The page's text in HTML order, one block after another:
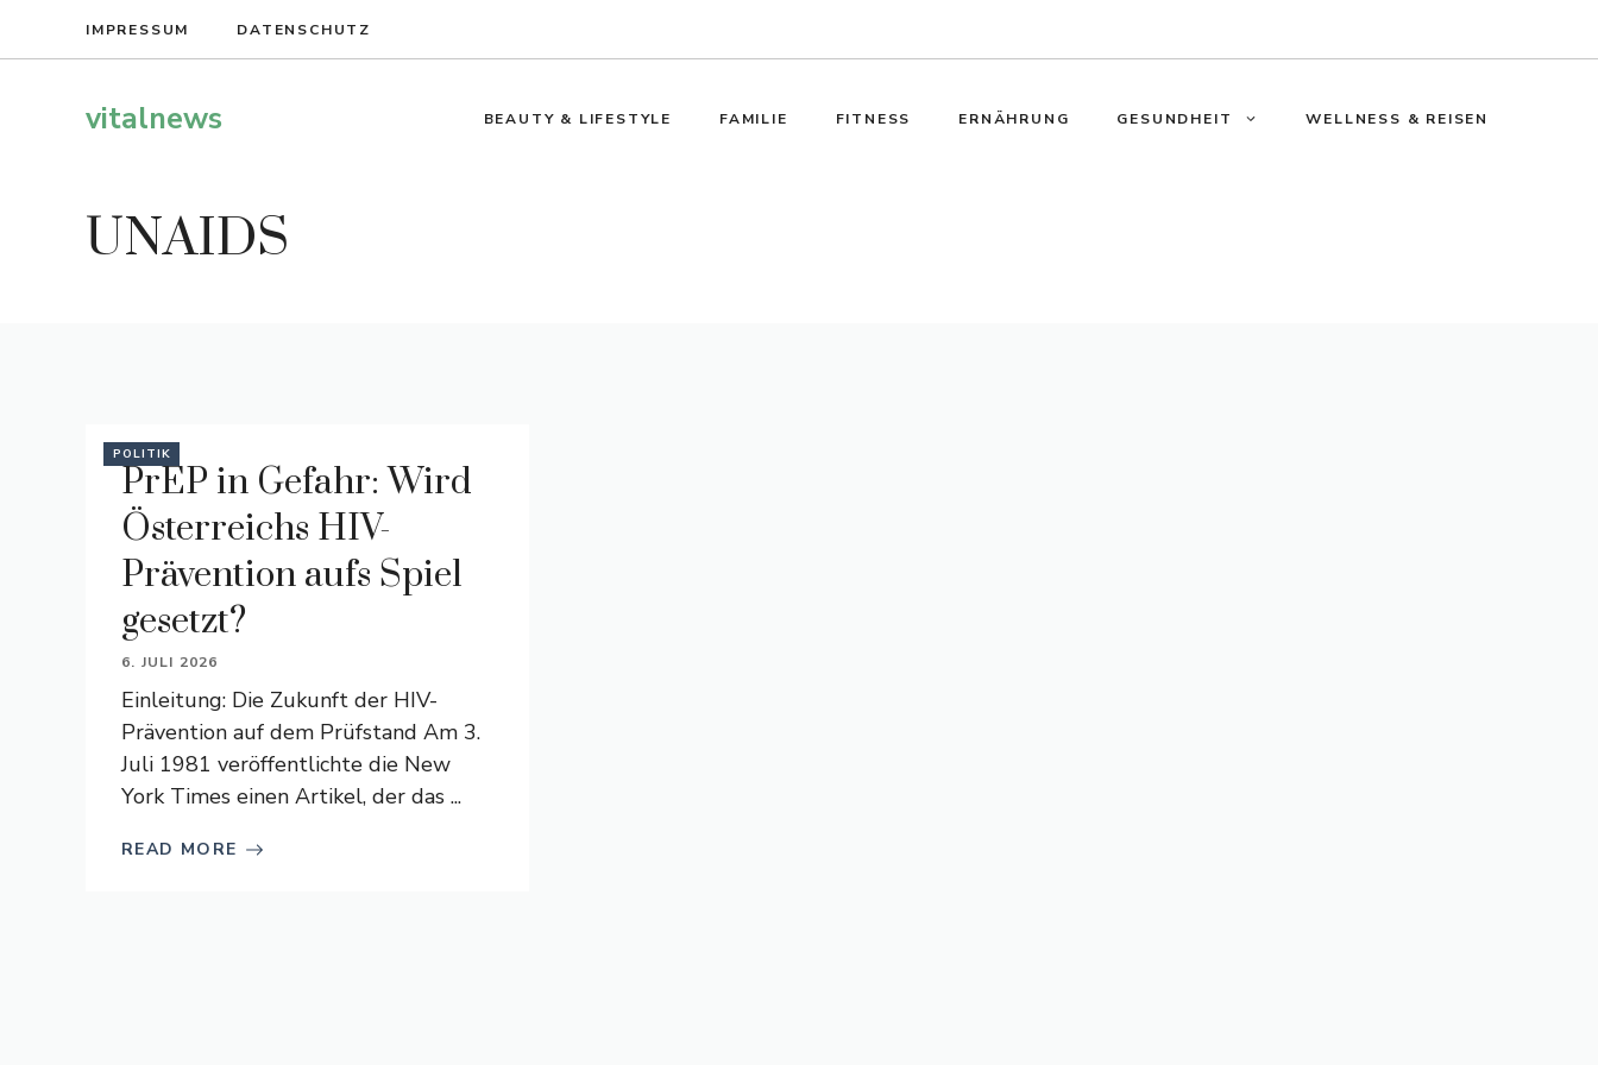
IMPRESSUM DATENSCHUTZ
vitalnews BEAUTY & LIFESTYLE FAMILIE FITNESS ERNÄHRUNG GESUNDHEIT WELLNESS & REISEN
UNAIDS
POLITIK
PrEP in Gefahr: Wird
Österreichs HIV-
Prävention aufs Spiel
gesetzt?
6. JULI 2026
Einleitung: Die Zukunft der HIV-
Prävention auf dem Prüfstand Am 3.
Juli 1981 veröffentlichte die New
York Times einen Artikel, der das ...
READ MORE